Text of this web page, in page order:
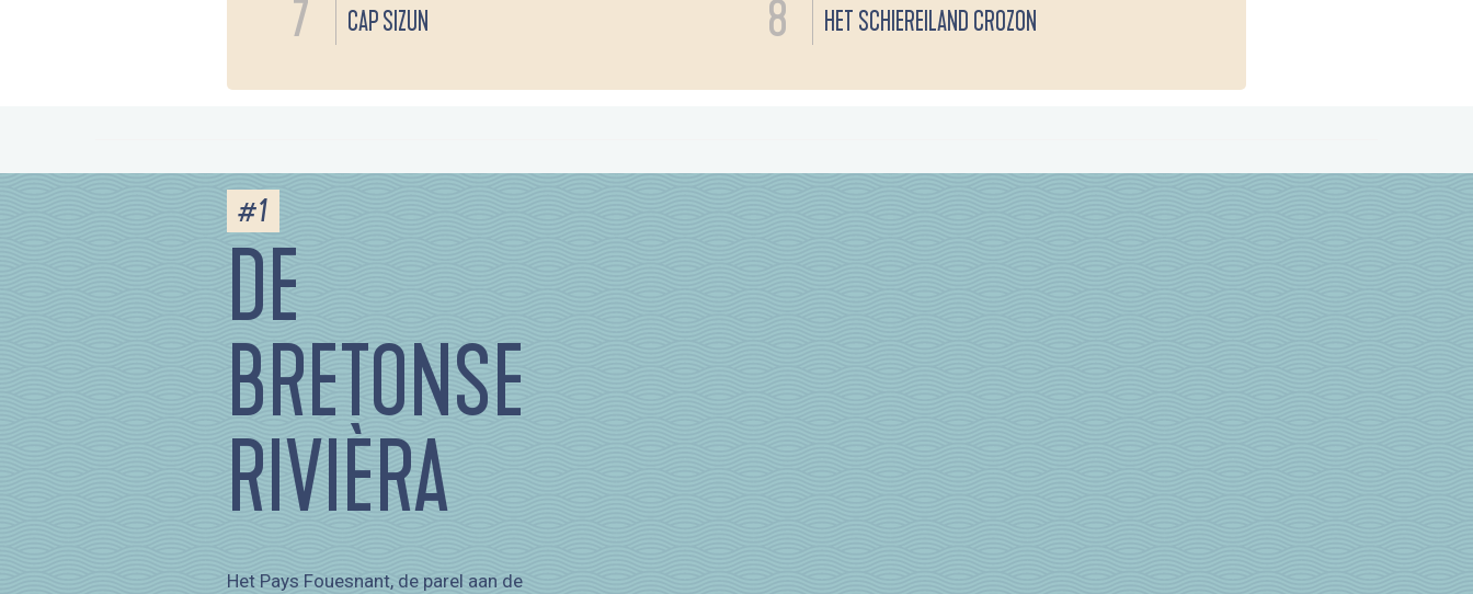
7 CAP SIZUN 8 HET SCHIEREILAND CROZON
#1
DE
BRETONSE
RIVIÈRA
Het Pays Fouesnant, de parel aan de